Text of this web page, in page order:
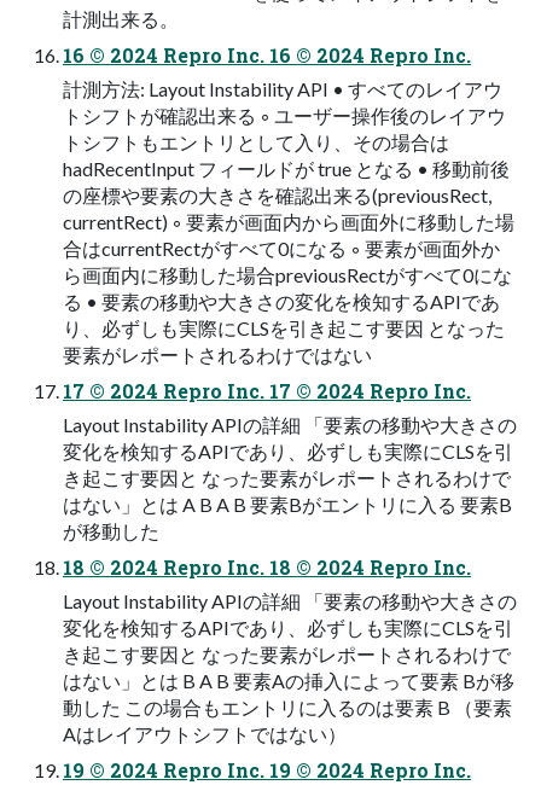
計測出来る。
16 © 2024 Repro Inc. 16 © 2024 Repro Inc.
計測⽅法: Layout Instability API • すべてのレイアウ
トシフトが確認出来る ◦ ユーザー操作後のレイアウ
トシフトもエントリとして⼊り、その場合は
hadRecentInput フィールドが true となる • 移動前後
の座標や要素の⼤きさを確認出来る(previousRect,
currentRect) ◦ 要素が画⾯内から画⾯外に移動した場
合はcurrentRectがすべて0になる ◦ 要素が画⾯外か
ら画⾯内に移動した場合previousRectがすべて0にな
る • 要素の移動や⼤きさの変化を検知するAPIであ
り、必ずしも実際にCLSを引き起こす要因 となった
要素がレポートされるわけではない
17 © 2024 Repro Inc. 17 © 2024 Repro Inc.
Layout Instability APIの詳細 「要素の移動や⼤きさの
変化を検知するAPIであり、必ずしも実際にCLSを引
き起こす要因と なった要素がレポートされるわけで
はない」とは A B A B 要素Bがエントリに入る 要素B
が移動した
18 © 2024 Repro Inc. 18 © 2024 Repro Inc.
Layout Instability APIの詳細 「要素の移動や⼤きさの
変化を検知するAPIであり、必ずしも実際にCLSを引
き起こす要因と なった要素がレポートされるわけで
はない」とは B A B 要素Aの挿入によって要素 Bが移
動した この場合もエントリに入るのは要素 B （要素
Aはレイアウトシフトではない）
19 © 2024 Repro Inc. 19 © 2024 Repro Inc.